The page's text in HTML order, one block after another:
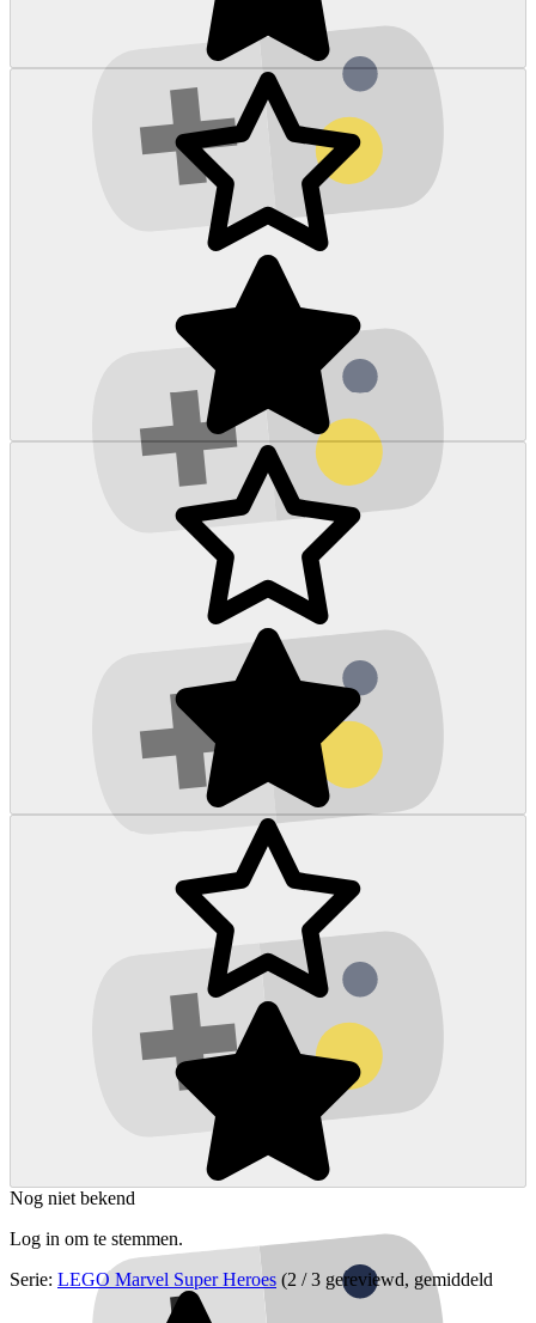
Nog niet bekend
Log in om te stemmen.
Serie: LEGO Marvel Super Heroes (2 / 3 gereviewd, gemiddeld